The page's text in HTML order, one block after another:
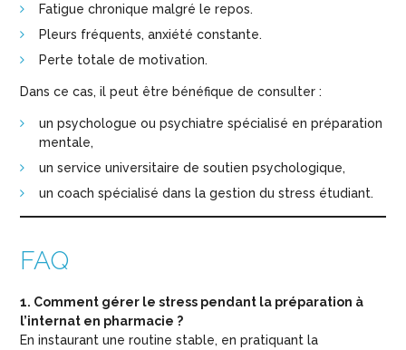
Fatigue chronique malgré le repos.
Pleurs fréquents, anxiété constante.
Perte totale de motivation.
Dans ce cas, il peut être bénéfique de consulter :
un psychologue ou psychiatre spécialisé en préparation
mentale,
un service universitaire de soutien psychologique,
un coach spécialisé dans la gestion du stress étudiant.
FAQ
1. Comment gérer le stress pendant la préparation à
l’internat en pharmacie ?
En instaurant une routine stable, en pratiquant la